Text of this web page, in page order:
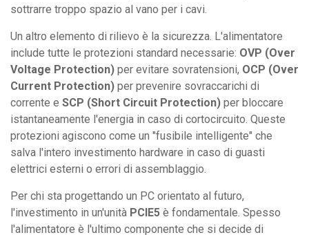
sottrarre troppo spazio al vano per i cavi.
Un altro elemento di rilievo è la sicurezza. L'alimentatore
include tutte le protezioni standard necessarie: OVP (Over
Voltage Protection) per evitare sovratensioni, OCP (Over
Current Protection) per prevenire sovraccarichi di
corrente e SCP (Short Circuit Protection) per bloccare
istantaneamente l'energia in caso di cortocircuito. Queste
protezioni agiscono come un "fusibile intelligente" che
salva l'intero investimento hardware in caso di guasti
elettrici esterni o errori di assemblaggio.
Per chi sta progettando un PC orientato al futuro,
l'investimento in un'unità PCIE5 è fondamentale. Spesso
l'alimentatore è l'ultimo componente che si decide di